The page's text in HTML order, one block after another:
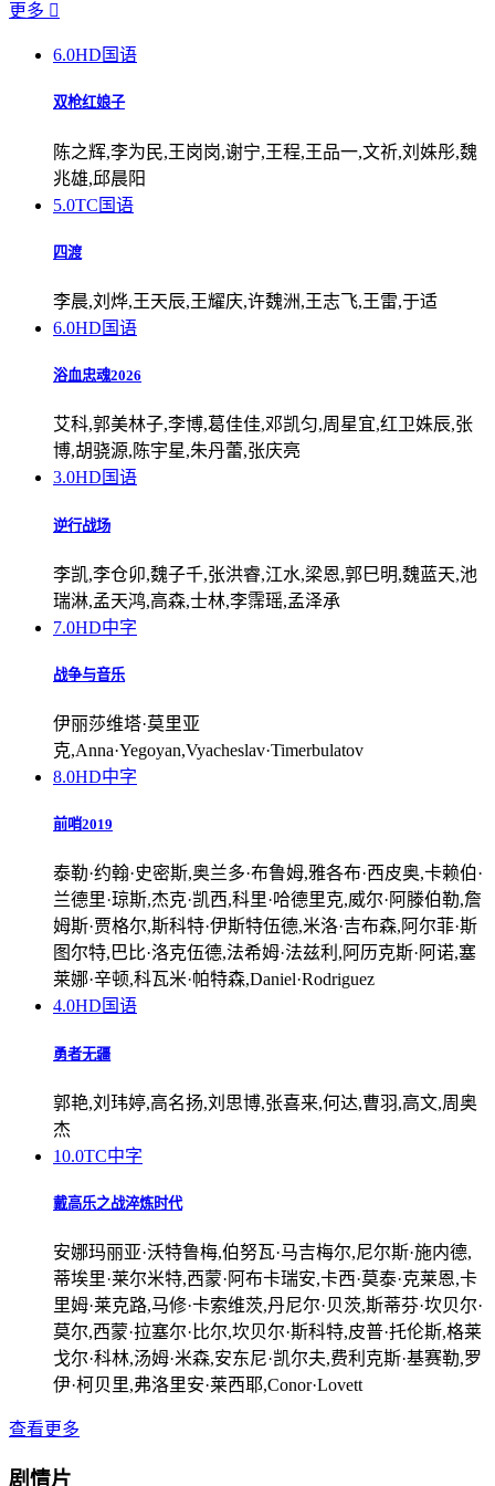
更多 
6.0HD国语
双枪红娘子
陈之辉,李为民,王岗岗,谢宁,王程,王品一,文祈,刘姝彤,魏
兆雄,邱晨阳
5.0TC国语
四渡
李晨,刘烨,王天辰,王耀庆,许魏洲,王志飞,王雷,于适
6.0HD国语
浴血忠魂2026
艾科,郭美林子,李博,葛佳佳,邓凯匀,周星宜,红卫姝辰,张
博,胡骁源,陈宇星,朱丹蕾,张庆亮
3.0HD国语
逆行战场
李凯,李仓卯,魏子千,张洪睿,江水,梁恩,郭巳明,魏蓝天,池
瑞淋,孟天鸿,高森,士林,李霈瑶,孟泽承
7.0HD中字
战争与音乐
伊丽莎维塔·莫里亚
克,Anna·Yegoyan,Vyacheslav·Timerbulatov
8.0HD中字
前哨2019
泰勒·约翰·史密斯,奥兰多·布鲁姆,雅各布·西皮奥,卡赖伯·
兰德里·琼斯,杰克·凯西,科里·哈德里克,威尔·阿滕伯勒,詹
姆斯·贾格尔,斯科特·伊斯特伍德,米洛·吉布森,阿尔菲·斯
图尔特,巴比·洛克伍德,法希姆·法兹利,阿历克斯·阿诺,塞
莱娜·辛顿,科瓦米·帕特森,Daniel·Rodriguez
4.0HD国语
勇者无疆
郭艳,刘玮婷,高名扬,刘思博,张喜来,何达,曹羽,高文,周奥
杰
10.0TC中字
戴高乐之战淬炼时代
安娜玛丽亚·沃特鲁梅,伯努瓦·马吉梅尔,尼尔斯·施内德,
蒂埃里·莱尔米特,西蒙·阿布卡瑞安,卡西·莫泰·克莱恩,卡
里姆·莱克路,马修·卡索维茨,丹尼尔·贝茨,斯蒂芬·坎贝尔·
莫尔,西蒙·拉塞尔·比尔,坎贝尔·斯科特,皮普·托伦斯,格莱
戈尔·科林,汤姆·米森,安东尼·凯尔夫,费利克斯·基赛勒,罗
伊·柯贝里,弗洛里安·莱西耶,Conor·Lovett
查看更多
剧情片